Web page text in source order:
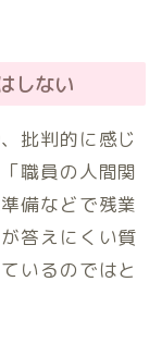
しない
批判的に感じ
職員の人間関
備などで残業
答えにくい質
いるのではと